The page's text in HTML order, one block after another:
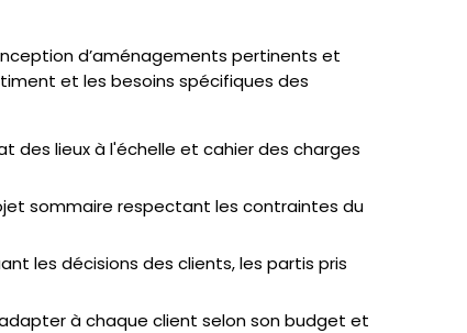
d’aménagements pertinents et
et les besoins spécifiques des
des lieux à l'échelle et cahier des charges
sommaire respectant les contraintes du
les décisions des clients, les partis pris
à chaque client selon son budget et